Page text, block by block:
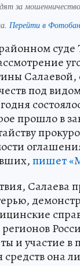
за
Перейти в
Салаевой,
под
прошло в
пишет
Салаева
и участие в
она